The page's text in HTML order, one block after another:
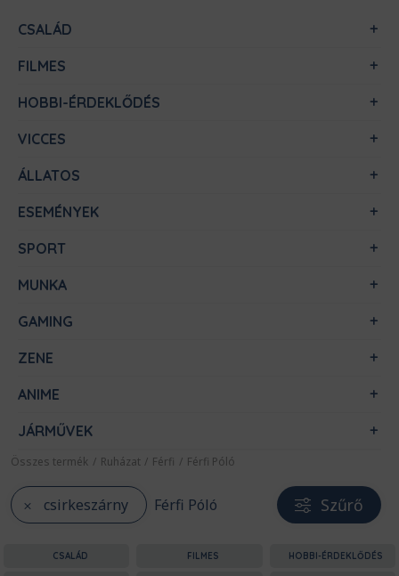
CSALÁD
FILMES
HOBBI-ÉRDEKLŐDÉS
VICCES
ÁLLATOS
ESEMÉNYEK
SPORT
MUNKA
GAMING
ZENE
ANIME
JÁRMŰVEK
Összes termék / Ruházat / Férfi / Férfi Póló
csirkeszárny Férfi Póló Szűrő
CSALÁD FILMES HOBBI-ÉRDEKLŐDÉS